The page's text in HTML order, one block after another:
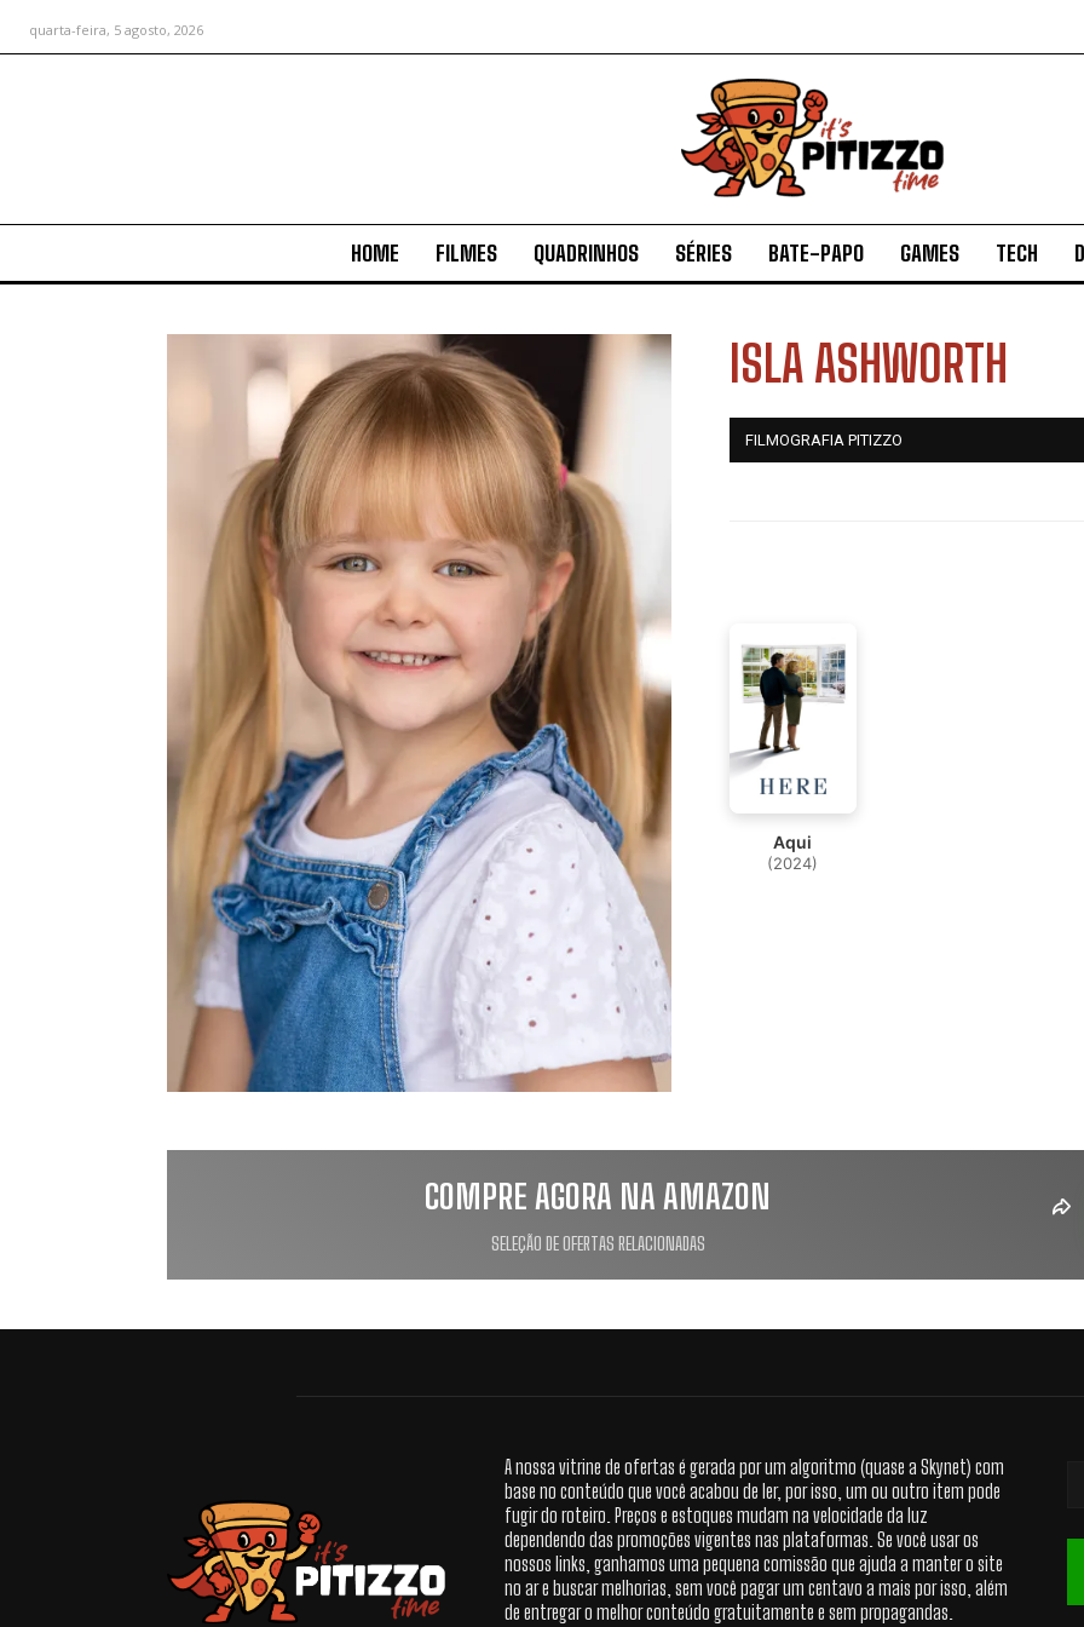
quarta-feira, 5 agosto, 2026
HOME FILMES QUADRINHOS SÉRIES BATE-PAPO GAMES TECH
ISLA ASHWORTH
FILMOGRAFIA PITIZZO
Aqui
(2024)
COMPRE AGORA NA AMAZON
SELEÇÃO DE OFERTAS RELACIONADAS
A nossa vitrine de ofertas é gerada por um algoritmo (quase a Skynet) com
base no conteúdo que você acabou de ler, por isso, um ou outro item pode
fugir do roteiro. Preços e estoques mudam na velocidade da luz
dependendo das promoções vigentes nas plataformas. Se você usar os
nossos links, ganhamos uma pequena comissão que ajuda a manter o site
no ar e buscar melhorias, sem você pagar um centavo a mais por isso, além
de entregar o melhor conteúdo gratuitamente e sem propagandas.